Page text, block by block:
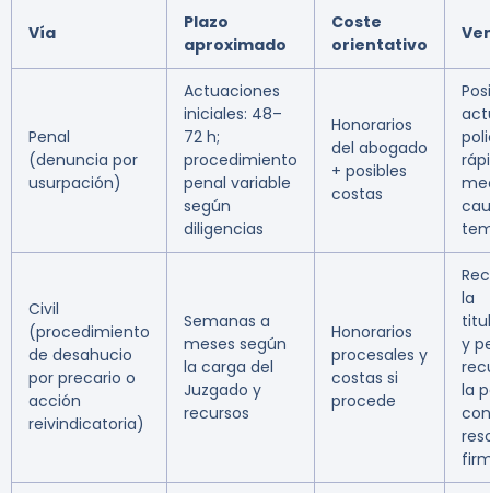
Vía
Plazo
aproximado
Coste
orientativo
Penal
(denuncia por
usurpación)
Actuaciones
iniciales: 48–
72 h;
procedimiento
penal variable
según
diligencias
Honorarios
del abogado
+ posibles
costas
Civil
(procedimiento
de desahucio
por precario o
acción
reivindicatoria)
Semanas a
meses según
la carga del
Juzgado y
recursos
Honorarios
procesales y
costas si
procede
la
y
la
con